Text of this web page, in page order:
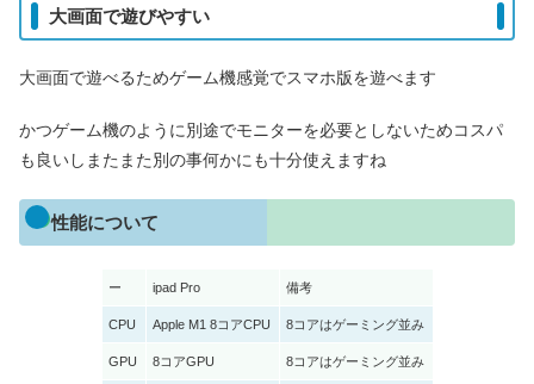
大画面で遊びやすい
大画面で遊べるためゲーム機感覚でスマホ版を遊べます
かつゲーム機のように別途でモニターを必要としないためコスパ
も良いしまたまた別の事何かにも十分使えますね
性能について
ー ipad Pro 備考
CPU Apple M1 8コアCPU 8コアはゲーミング並み
GPU 8コアGPU 8コアはゲーミング並み